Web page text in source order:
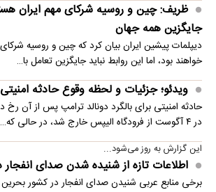
ظریف: چین و روسیه شرکای مهم ایران
جایگزین همه جهان
دیپلمات پیشین ایران بیان کرد که چین و روسیه شرکای
خواهند بود، اما این روابط نباید جایگزین تعامل با…
ویدئو؛ جزئیات و لحظه وقوع حادثه
در ۴ آگوست از فرودگاه الیپس خارج شد، در حالی که…
این گزارش به روز می‌شود...
اطلاعات تازه از شنیده شدن صدای
برخی منابع عربی شنیدن صدای انفجار در کشور بحرین